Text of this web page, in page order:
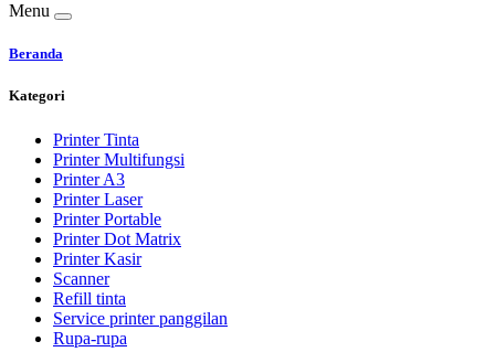
Menu
Beranda
Kategori
Printer Tinta
Printer Multifungsi
Printer A3
Printer Laser
Printer Portable
Printer Dot Matrix
Printer Kasir
Scanner
Refill tinta
Service printer panggilan
Rupa-rupa